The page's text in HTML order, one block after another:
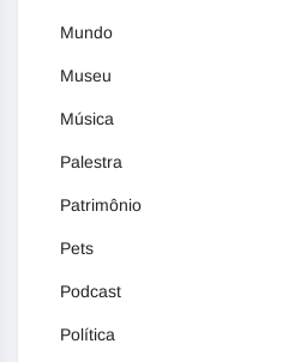
Mundo
Museu
Música
Palestra
Patrimônio
Pets
Podcast
Política